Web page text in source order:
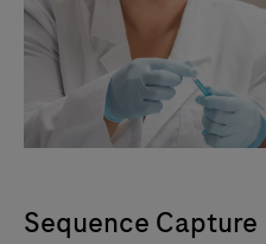
Sequence Capture